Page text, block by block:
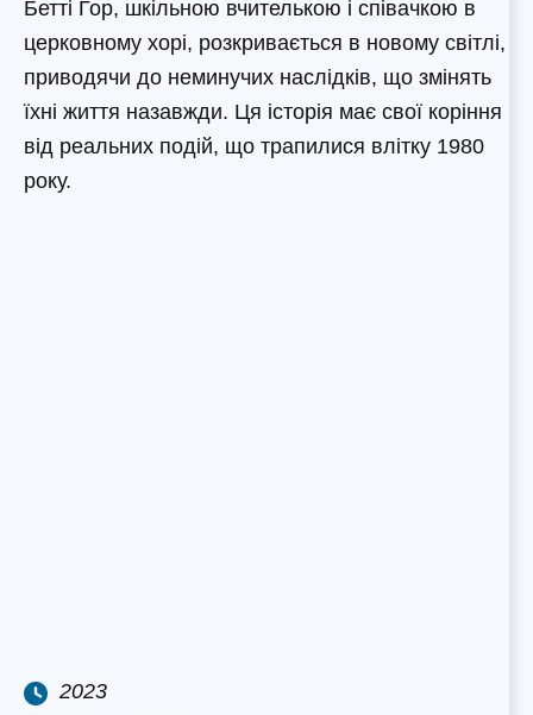
Бетті Гор, шкільною вчителькою і співачкою в
церковному хорі, розкривається в новому світлі,
приводячи до неминучих наслідків, що змінять
їхні життя назавжди. Ця історія має свої коріння
від реальних подій, що трапилися влітку 1980
року.
2023